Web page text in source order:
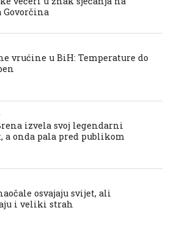
Govorčina
vrućine u BiH: Temperature do
izvela svoj legendarni
a onda pala pred publikom
osvajaju svijet, ali
i veliki strah